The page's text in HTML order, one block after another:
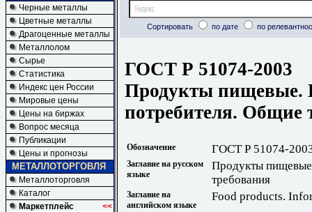
Черные металлы
Цветные металлы
Драгоценные металлы
Металлолом
Сырье
Статистика
Индекс цен России
Мировые цены
Цены на биржах
Вопрос месяца
Публикации
Цены и прогнозы
МЕТАЛЛОТОРГОВЛЯ
Металлоторговля
Каталог
Маркетплейс
<<
Сортировать по дате по
ГОСТ Р 51074-2003
Продукты пищевые.
потребителя. Общие
Обозначение ГОСТ Р 51074-
Заглавие на русском
языке
Продукты
требования
Заглавие на
английском языке
Food products.